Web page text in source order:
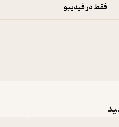
فقط در فیدیبو